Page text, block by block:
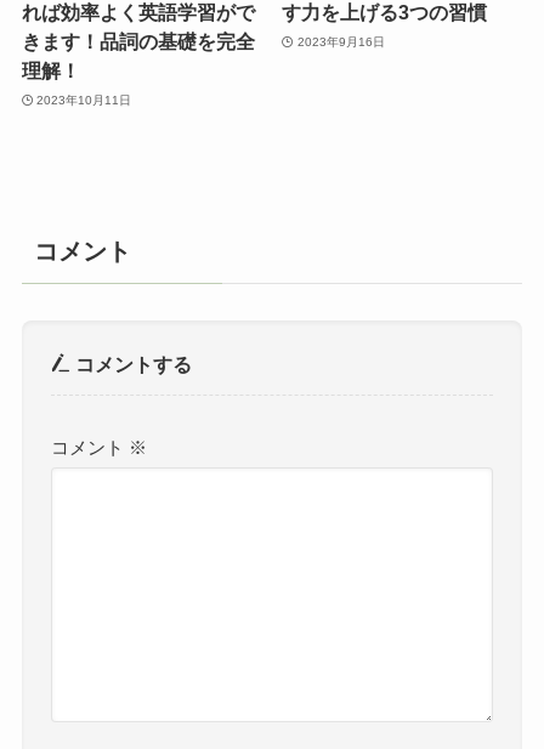
れば効率よく英語学習がで
きます！品詞の基礎を完全
理解！
2023年10月11日
す力を上げる3つの習慣
2023年9月16日
コメント
コメントする
コメント ※